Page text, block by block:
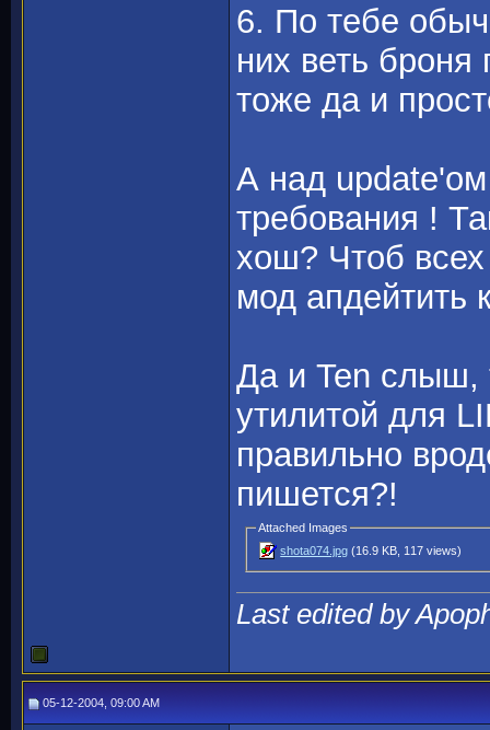
6. По тебе
них веть
тоже да и
А над
требования !
хош? Чтоб
мод апдейтить
Да и Ten слыш,
утилитой для
правильно
пишется?!
Attached Images
shota074.jpg (16.9 KB, 117 views)
Last edited by
05-12-2004, 09:00 AM